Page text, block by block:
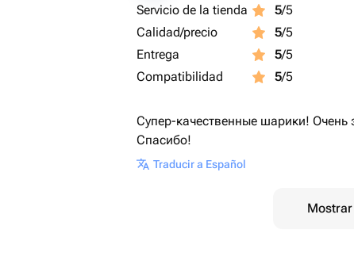
Servicio de la tienda 5/5
Calidad/precio
5/5
Entrega
5/5
Compatibilidad
5/5
Супер-качественные шарики!
Спасибо!
Traducir a Español